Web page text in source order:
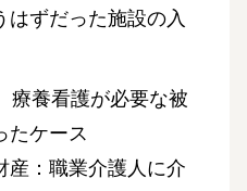
はずだった施設の入
療養看護が必要な被
たケース
：職業介護人に介